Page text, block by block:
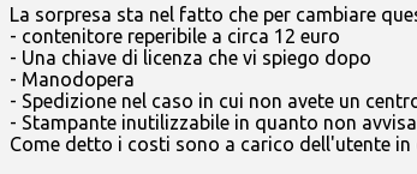
La sorpresa sta nel fatto che per cambiare
- contenitore reperibile a circa 12 euro
- Una chiave di licenza che vi spiego dopo
- Manodopera
- Spedizione nel caso in cui non avete un
- Stampante inutilizzabile in quanto non
Come detto i costi sono a carico dell'utente